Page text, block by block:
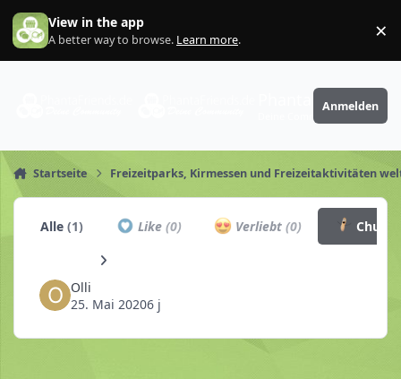
Zum Inhalt springen
View in the app
A better way to browse. Learn more. ×
PhantaFriends.de
Anmelden
Startseite Freizeitparks, Kirmessen und Freizeitaktivitäten
Alle(1) Like (0) Verliebt(0)
Olli
25. Mai 20206 j